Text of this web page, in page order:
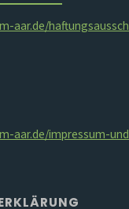
aar.de/
aar.de/impressum-